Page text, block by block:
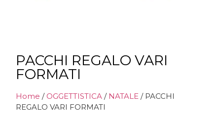
PACCHI REGALO VARI
FORMATI
Home / OGGETTISTICA / NATALE / PACCHI
REGALO VARI FORMATI